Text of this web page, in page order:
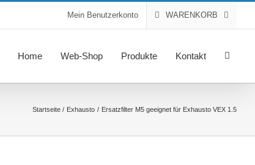
Mein Benutzerkonto WARENKORB
Home Web-Shop Produkte Kontakt
Startseite Exhausto Ersatzfilter M5 geeignet für Exhausto VEX 1.5